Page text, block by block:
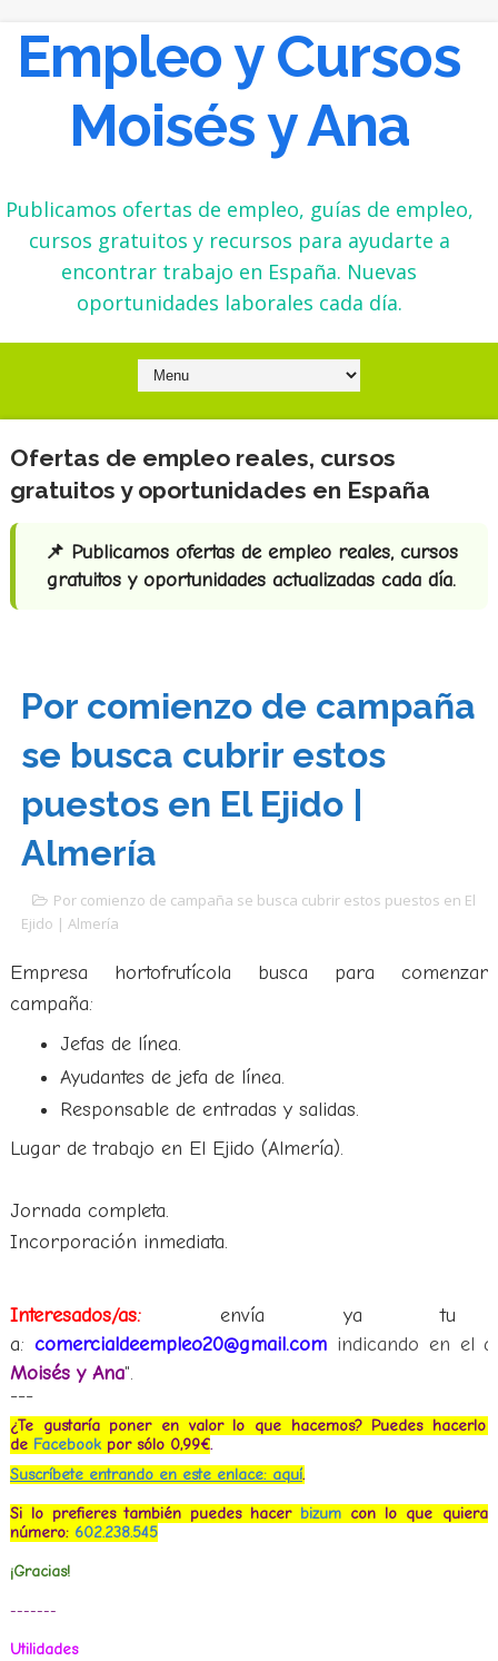
Empleo y Cursos
Moisés y Ana
Publicamos ofertas de empleo, guías de empleo,
cursos gratuitos y recursos para ayudarte a
encontrar trabajo en España. Nuevas
oportunidades laborales cada día.
Ofertas de empleo reales, cursos
gratuitos y oportunidades en España
📌 Publicamos ofertas de empleo reales, cursos
gratuitos y oportunidades actualizadas cada día.
Por comienzo de campaña
se busca cubrir estos
puestos en El Ejido |
Almería
Por comienzo de campaña se busca cubrir estos puestos en El
Ejido | Almería
Empresa hortofrutícola busca para comenzar
campaña:
Jefas de línea.
Ayudantes de jefa de línea.
Responsable de entradas y salidas.
Lugar de trabajo en El Ejido (Almería).
Jornada completa.
Incorporación inmediata.
Interesados/as:envía ya tu
a: comercialdeempleo20@gmail.com indicando en el
Moisés y Ana".
---
¿Te gustaría poner en valor lo que hacemos? Puedes hacerlo
de Facebookpor sólo 0,99€.
Suscríbete entrando en este enlace: aquí.
Si lo prefieres también puedes hacer bizum con lo que
número: 602.238.545
¡Gracias!
-------
Utilidades